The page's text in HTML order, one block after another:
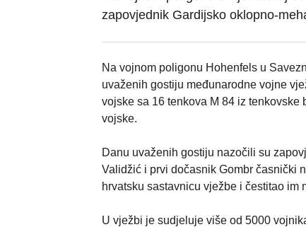
zapovjednik Gardijsko oklopno-
Na vojnom poligonu Hohenfels u
uvaženih gostiju međunarodne vojne
vojske sa 16 tenkova M 84 iz
vojske.
Danu uvaženih gostiju nazočili su
Validžić i prvi dočasnik Gombr časnički
hrvatsku sastavnicu vježbe i čestitao
U vježbi je sudjeluje više od 5000